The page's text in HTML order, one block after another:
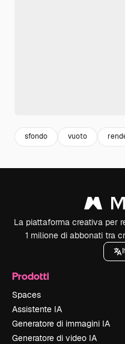
sfondo vuoto
La piattaforma creativa per
1 milione di abbonati tra
Prodotti
Spaces
Assistente IA
Generatore di immagini IA
Generatore di video IA